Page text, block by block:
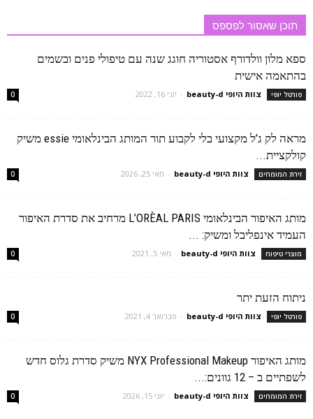
תוכן שאסור לפספס
ספא מלון וולדורף אסטוריה חוגג שנה עם טיפולי פנים ובשמים
בהתאמה אישית
פורטל יופי צוות היופי beauty-d - יוני 16, 2022 0
מראה לק ג’ל מקצועי בלי לקבוע תור המותג הבינלאומי essie משיק
קולקציית...
זירת המומחים צוות היופי beauty-d - מאי 25, 2026 0
מותג האיפור הבינלאומי L’ORÈAL PARIS מרחיב את סדרת האיפור
העמיד אינפליבל ומשיק: ...
מוצרי טיפוח צוות היופי beauty-d - מאי 5, 2021 0
ניתוח הזעת יתר
פורטל יופי צוות היופי beauty-d - פברואר 4, 2021 0
מותג האיפור NYX Professional Makeup משיק סדרת גלוס חדש
לשפתיים ב – 12 גוונים:...
זירת המומחים צוות היופי beauty-d - יוני 15, 2026 0